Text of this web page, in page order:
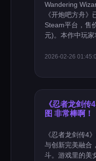
Wandering
《开炮吧方舟
Steam平台，售
元)。本作中玩家
2026-02-26
《忍者龙剑
图 非常棒啊！
《忍者龙剑传4
与创新完美融合
斗。游戏里的美